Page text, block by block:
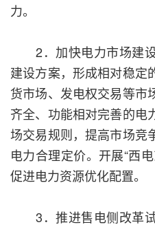
力。
2．加快电力市场建设
建设方案，形成相对稳定
货市场、发电权交易等市
齐全、功能相对完善的电
场交易规则，提高市场竞
电力合理定价。开展“西
促进电力资源优化配置。
3．推进售电侧改革试